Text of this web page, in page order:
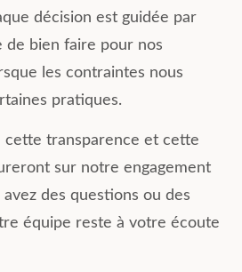
décision est guidée par
de bien faire pour nos
les contraintes nous
pratiques.
cette transparence et cette
sur notre engagement
des questions ou des
équipe reste à votre écoute